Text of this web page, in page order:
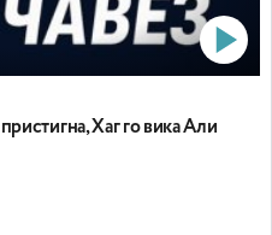
Хаг го вика Али